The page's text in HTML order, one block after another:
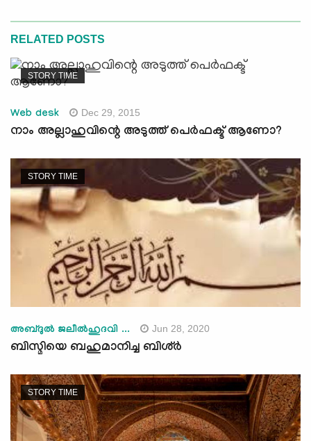
RELATED POSTS
STORY TIME
Web desk Dec 29, 2015
നാം അല്ലാഹുവിന്റെ അടുത്ത് പെര്‍ഫക്ട് ആണോ?
STORY TIME
അബ്ദുല്‍ ജലീല്‍ഹുദവി ... Jun 28, 2020
ബിസ്മിയെ ബഹുമാനിച്ച ബിശ്ർ
STORY TIME